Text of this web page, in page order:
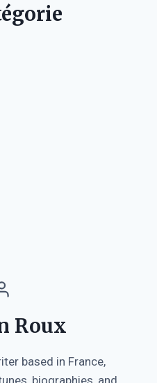
Roux
based in France,
biographies, and